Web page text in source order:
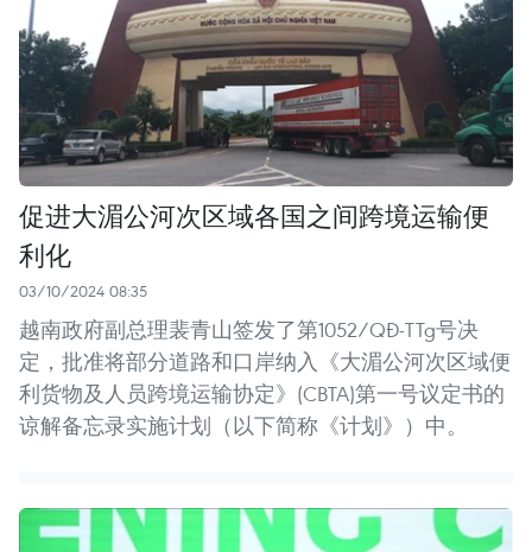
促进大湄公河次区域各国之间跨境运输便
利化
03/10/2024 08:35
越南政府副总理裴青山签发了第1052/QĐ-TTg号决
定，批准将部分道路和口岸纳入《大湄公河次区域便
利货物及人员跨境运输协定》(CBTA)第一号议定书的
谅解备忘录实施计划（以下简称《计划》）中。